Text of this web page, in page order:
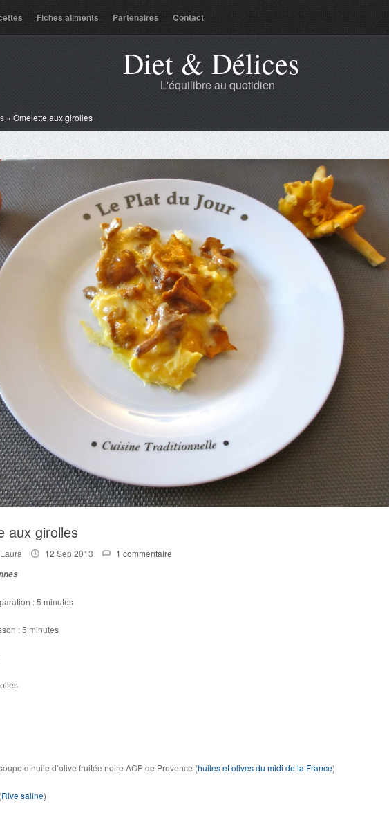
Fiches aliments Partenaires Contact
Diet & Délices
L'équilibre au quotidien
» Omelette aux girolles
aux girolles
12 Sep 2013
1 commentaire
: 5 minutes
: 5 minutes
d’huile d’olive fruitée noire AOP de Provence (huiles et olives du midi de la France)
Rive saline)